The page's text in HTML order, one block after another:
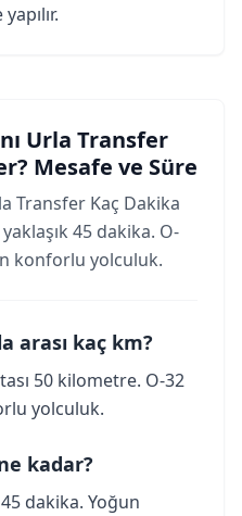
Urla Transfer
Mesafe ve Süre
Transfer Kaç Dakika
45 dakika. O-
konforlu yolculuk.
arası kaç km?
50 kilometre. O-32
yolculuk.
kadar?
dakika. Yoğun